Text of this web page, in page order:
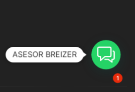
ASESOR BREIZER
1